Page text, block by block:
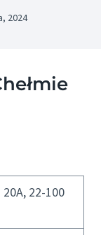
2024
20A, 22-100